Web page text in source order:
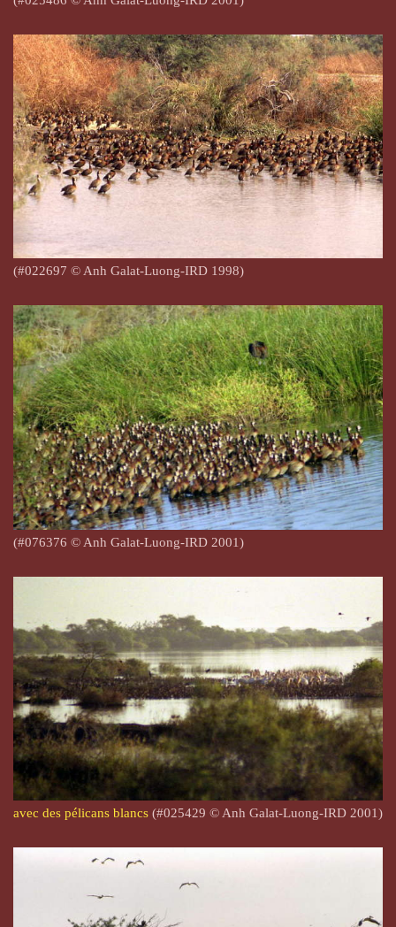
(#022697 © Anh Galat-Luong-IRD 1998)
(#076376 © Anh Galat-Luong-IRD 2001)
avec des pélicans blancs (#025429 © Anh Galat-Luong-IRD 2001)